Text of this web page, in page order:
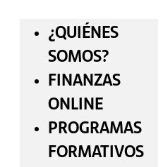
¿QUIÉNES
SOMOS?
FINANZAS
ONLINE
PROGRAMAS
FORMATIVOS